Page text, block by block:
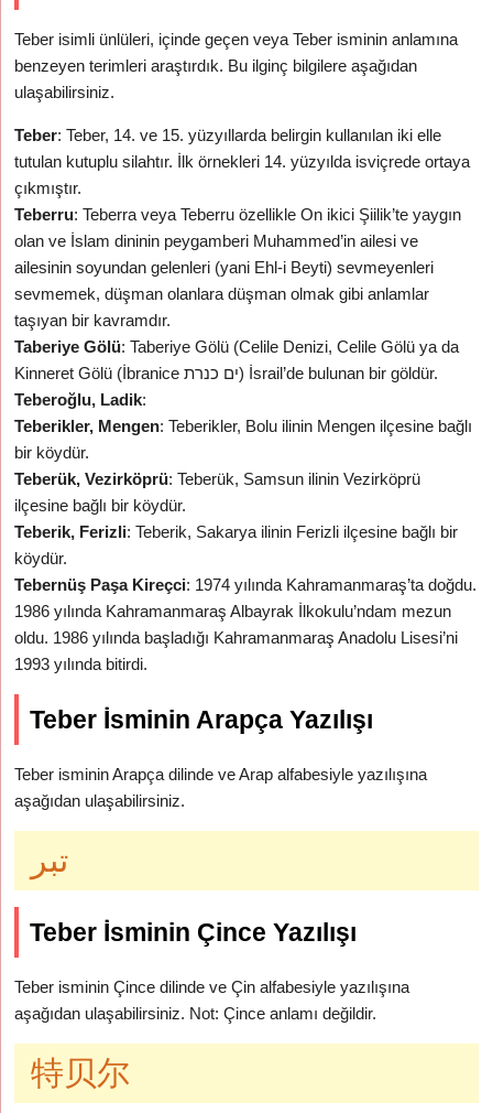
Teber isimli ünlüleri, içinde geçen veya Teber isminin anlamına
benzeyen terimleri araştırdık. Bu ilginç bilgilere aşağıdan
ulaşabilirsiniz.
Teber: Teber, 14. ve 15. yüzyıllarda belirgin kullanılan iki elle
tutulan kutuplu silahtır. İlk örnekleri 14. yüzyılda isviçrede ortaya
çıkmıştır.
Teberru: Teberra veya Teberru özellikle On ikici Şiilik’te yaygın
olan ve İslam dininin peygamberi Muhammed’in ailesi ve
ailesinin soyundan gelenleri (yani Ehl-i Beyti) sevmeyenleri
sevmemek, düşman olanlara düşman olmak gibi anlamlar
taşıyan bir kavramdır.
Taberiye Gölü: Taberiye Gölü (Celile Denizi, Celile Gölü ya da
Kinneret Gölü (İbranice ים כנרת) İsrail’de bulunan bir göldür.
Teberoğlu, Ladik:
Teberikler, Mengen: Teberikler, Bolu ilinin Mengen ilçesine bağlı
bir köydür.
Teberük, Vezirköprü: Teberük, Samsun ilinin Vezirköprü
ilçesine bağlı bir köydür.
Teberik, Ferizli: Teberik, Sakarya ilinin Ferizli ilçesine bağlı bir
köydür.
Tebernüş Paşa Kireçci: 1974 yılında Kahramanmaraş’ta doğdu.
1986 yılında Kahramanmaraş Albayrak İlkokulu’ndam mezun
oldu. 1986 yılında başladığı Kahramanmaraş Anadolu Lisesi’ni
1993 yılında bitirdi.
Teber İsminin Arapça Yazılışı
Teber isminin Arapça dilinde ve Arap alfabesiyle yazılışına
aşağıdan ulaşabilirsiniz.
تبر
Teber İsminin Çince Yazılışı
Teber isminin Çince dilinde ve Çin alfabesiyle yazılışına
aşağıdan ulaşabilirsiniz. Not: Çince anlamı değildir.
特贝尔